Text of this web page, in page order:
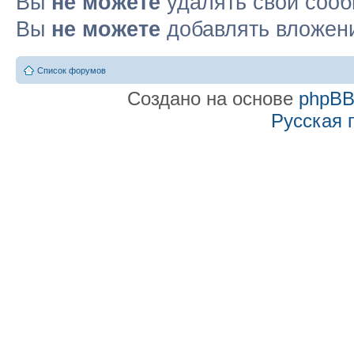
Вы не можете добавлять
Список форумов
Создано на основе phpBB
Русская